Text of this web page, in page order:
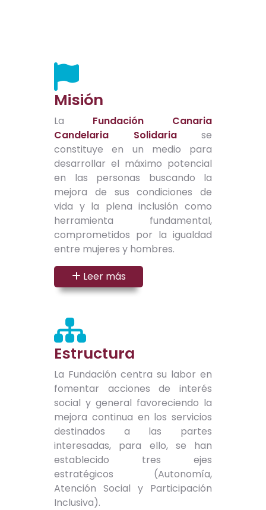
Misión
La Fundación Canaria
Candelaria Solidariase
constituye en un medio para
desarrollar el máximo potencial
en las personas buscando la
mejora de sus condiciones de
vida y la plena inclusión como
herramienta fundamental,
comprometidos por la igualdad
entre mujeres y hombres.
Leer más
Estructura
La Fundación centra su labor en
fomentar acciones de interés
social y general favoreciendo la
mejora continua en los servicios
destinados a las partes
interesadas, para ello, se han
establecido tres ejes
estratégicos (Autonomía,
Atención Social y Participación
Inclusiva).